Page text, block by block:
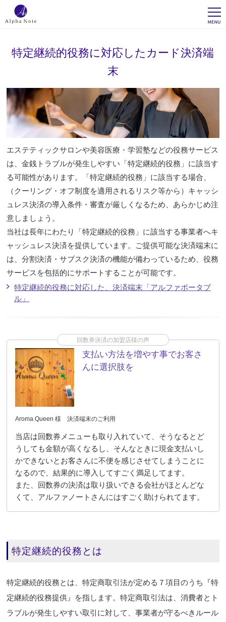
特定継続的役務に対応したカード決済端
末
エステティックサロンや美容医療・学習塾などの役務サービス
は、金銭トラブルが発生しやすい「特定継続的役務」に該当す
る可能性があります。「特定継続的役務」に該当する場合、
（クーリング・オフ制度を適用されるリスク等から）キャッシ
ュレス決済の導入条件・審査が厳しくなるため、あらかじめ注
意しましょう。
当社は長年にわたり「特定継続的役務」に該当する事業者へキ
ャッシュレス決済を提供しています。ご提供可能な決済端末に
は、分割決済・サブスク決済の機能が備わっているため、役務
サービスを包括的にサポートすることが可能です。
特定継続的役務に対応した、決済端末「アルファポータブ
ル」
回数券決済の加盟店様の声
支払い方法を増やす事でお客さ
んに選択肢を
Aroma Queen 様 決済端末のご利用
当店は回数券メニューも取り入れていて、そうなるとど
うしても金額が高くなるし、そんなときに現金支払いし
かできないとお客さんに不便を感じさせてしまうことに
なるので、結果的に導入してすごく満足してます。
また、回数券の決済は取り扱いできる会社がほとんどな
くて、アルファノートさんにはすごく助けられてます。
特定継続的役務とは
特定継続的役務とは、特定商取引法が定める７項目のうち『特
定継続的役務提供』を指します。特定商取引法は、消費者とト
ラブルが発生しやすい取引に対して、事業者が守るべきルール